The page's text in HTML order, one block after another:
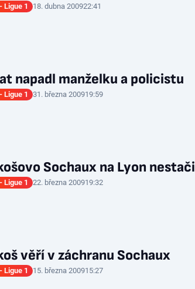
Ligue 1 18. dubna 200922:41
napadl manželku a policistu
Ligue 1 31. března 200919:59
Sochaux na Lyon
Ligue 1 22. března 200919:32
věří v záchranu Sochaux
Ligue 1 15. března 200915:27